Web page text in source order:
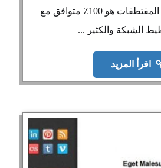
قالب ووردبريس حفظ المقتطفات هو 100٪ متوافق مع
الشبكة والكثير ...
اقرأ المزيد